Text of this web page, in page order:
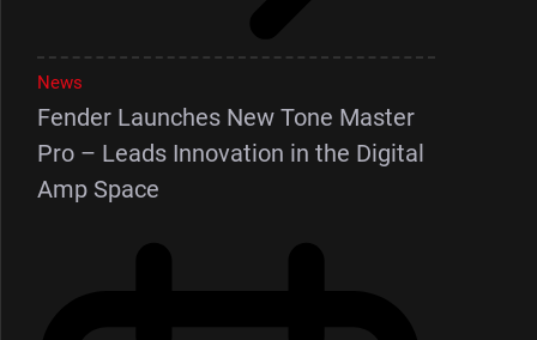
News
Fender Launches New Tone Master
Pro – Leads Innovation in the Digital
Amp Space